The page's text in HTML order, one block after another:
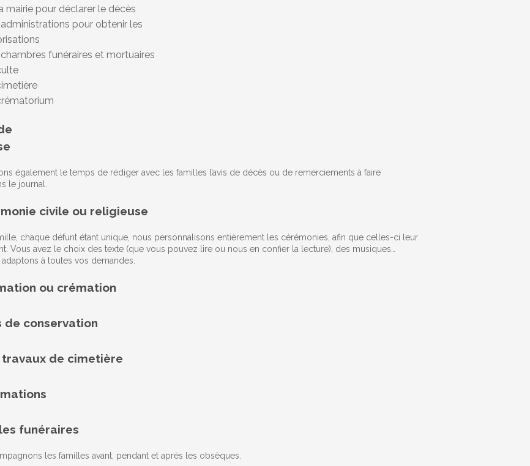
mairie pour déclarer le décès
pour obtenir les
funéraires et mortuaires
également le temps de rédiger avec les familles l’avis de décès ou de remerciements à faire
le journal.
civile ou religieuse
chaque défunt étant unique, nous personnalisons entièrement les cérémonies, afin que celles-ci leur
Vous avez le choix des texte (que vous pouvez lire ou nous en confier la lecture), des musiques…
à toutes vos demandes.
ou crémation
de conservation
travaux de cimetière
funéraires
les familles avant, pendant et après les obsèques.